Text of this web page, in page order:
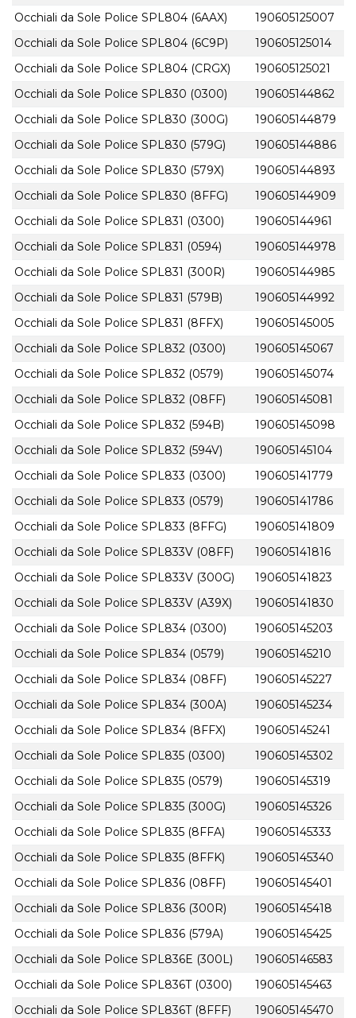
Occhiali da Sole Police SPL804 (6AAX)
190605125007
Occhiali da Sole Police SPL804 (6C9P)
190605125014
Occhiali da Sole Police SPL804 (CRGX)
190605125021
Occhiali da Sole Police SPL830 (0300)
190605144862
Occhiali da Sole Police SPL830 (300G)
190605144879
Occhiali da Sole Police SPL830 (579G)
190605144886
Occhiali da Sole Police SPL830 (579X)
190605144893
Occhiali da Sole Police SPL830 (8FFG)
190605144909
Occhiali da Sole Police SPL831 (0300)
190605144961
Occhiali da Sole Police SPL831 (0594)
190605144978
Occhiali da Sole Police SPL831 (300R)
190605144985
Occhiali da Sole Police SPL831 (579B)
190605144992
Occhiali da Sole Police SPL831 (8FFX)
190605145005
Occhiali da Sole Police SPL832 (0300)
190605145067
Occhiali da Sole Police SPL832 (0579)
190605145074
Occhiali da Sole Police SPL832 (08FF)
190605145081
Occhiali da Sole Police SPL832 (594B)
190605145098
Occhiali da Sole Police SPL832 (594V)
190605145104
Occhiali da Sole Police SPL833 (0300)
190605141779
Occhiali da Sole Police SPL833 (0579)
190605141786
Occhiali da Sole Police SPL833 (8FFG)
190605141809
Occhiali da Sole Police SPL833V (08FF)
190605141816
Occhiali da Sole Police SPL833V (300G)
190605141823
Occhiali da Sole Police SPL833V (A39X)
190605141830
Occhiali da Sole Police SPL834 (0300)
190605145203
Occhiali da Sole Police SPL834 (0579)
190605145210
Occhiali da Sole Police SPL834 (08FF)
190605145227
Occhiali da Sole Police SPL834 (300A)
190605145234
Occhiali da Sole Police SPL834 (8FFX)
190605145241
Occhiali da Sole Police SPL835 (0300)
190605145302
Occhiali da Sole Police SPL835 (0579)
190605145319
Occhiali da Sole Police SPL835 (300G)
190605145326
Occhiali da Sole Police SPL835 (8FFA)
190605145333
Occhiali da Sole Police SPL835 (8FFK)
190605145340
Occhiali da Sole Police SPL836 (08FF)
190605145401
Occhiali da Sole Police SPL836 (300R)
190605145418
Occhiali da Sole Police SPL836 (579A)
190605145425
Occhiali da Sole Police SPL836E (300L)
190605146583
Occhiali da Sole Police SPL836T (0300)
190605145463
Occhiali da Sole Police SPL836T (8FFF)
190605145470